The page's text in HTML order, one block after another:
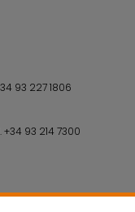
93 227 1806
+34 93 214 7300